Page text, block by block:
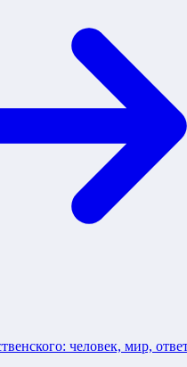
человек, мир,